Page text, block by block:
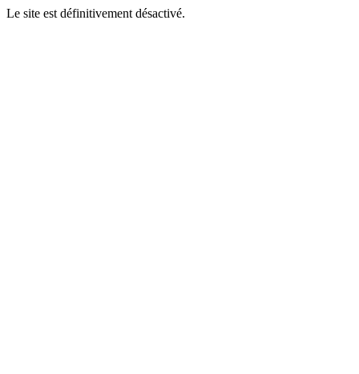
Le site est définitivement désactivé.